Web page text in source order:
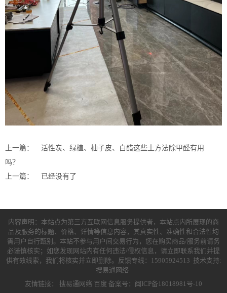
上一篇：
活性炭、绿植、柚子皮、白醋这些土方法除甲醛有用
吗？
上一篇：
已经没有了
内容声明：本站点为第三方互联网信息服务提供者，本站点内所展现的商
品及服务的标题、价格、详情等信息内容，其真实性、准确性和合法性均
需用户自行甄别。本站不参与用户间交易行为，您在购买商品/服务前请务
必谨慎核实；如您发现网站内有任何违法/侵权信息，请立即联系我们并提
供有效线索，我们将核实并立即删除。反馈专线：15905924513 技术支持:
搜易通网络
友情链接： 搜易通网络 百度 备案号：闽ICP备18018981号-10